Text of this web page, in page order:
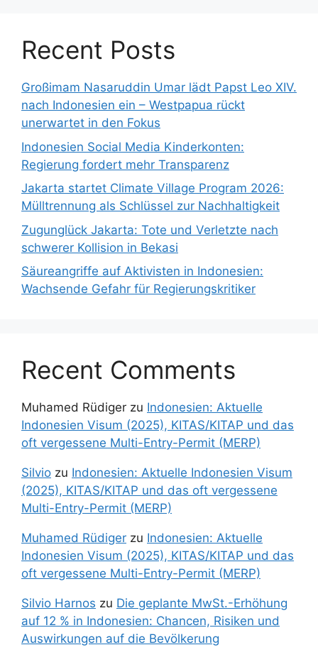
Recent Posts
Großimam Nasaruddin Umar lädt Papst Leo XIV.
nach Indonesien ein – Westpapua rückt
unerwartet in den Fokus
Indonesien Social Media Kinderkonten:
Regierung fordert mehr Transparenz
Jakarta startet Climate Village Program 2026:
Mülltrennung als Schlüssel zur Nachhaltigkeit
Zugunglück Jakarta: Tote und Verletzte nach
schwerer Kollision in Bekasi
Säureangriffe auf Aktivisten in Indonesien:
Wachsende Gefahr für Regierungskritiker
Recent Comments
Muhamed Rüdiger zu Indonesien: Aktuelle
Indonesien Visum (2025), KITAS/KITAP und das
oft vergessene Multi-Entry-Permit (MERP)
Silvio zu Indonesien: Aktuelle Indonesien Visum
(2025), KITAS/KITAP und das oft vergessene
Multi-Entry-Permit (MERP)
Muhamed Rüdiger zu Indonesien: Aktuelle
Indonesien Visum (2025), KITAS/KITAP und das
oft vergessene Multi-Entry-Permit (MERP)
Silvio Harnos zu Die geplante MwSt.-Erhöhung
auf 12 % in Indonesien: Chancen, Risiken und
Auswirkungen auf die Bevölkerung